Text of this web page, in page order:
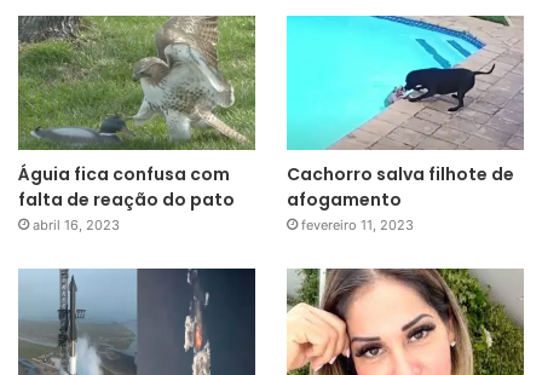
Águia fica confusa com
falta de reação do pato
abril 16, 2023
Cachorro salva filhote de
afogamento
fevereiro 11, 2023